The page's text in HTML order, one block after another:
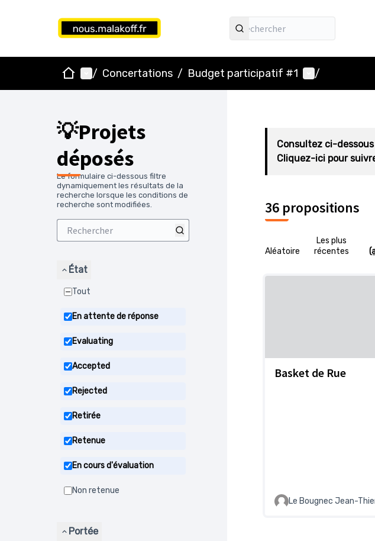
AccueilMenu principal
/ Concertations / Budget participatif #1 Menu utilisateur
/
💡Projets
déposés
Le formulaire ci-dessous filtre
dynamiquement les résultats de la
recherche lorsque les conditions de
recherche sont modifiées.
État
Tout
En attente de réponse
Evaluating
Accepted
Rejected
Retirée
Retenue
En cours d'évaluation
Non retenue
Portée
Consultez ci-
Cliquez-ici pour
36 propositions
Aléatoire
Les plus
récentes
Basket de Rue
Le Bougnec Jean-